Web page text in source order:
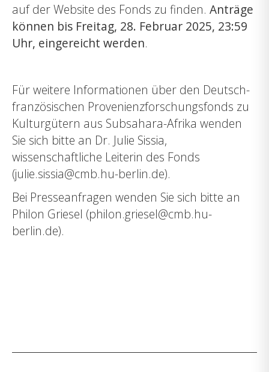
auf der Website des Fonds zu finden. Anträge
können bis Freitag, 28. Februar 2025, 23:59
Uhr, eingereicht werden.
Für weitere Informationen über den Deutsch-
französischen Provenienzforschungsfonds zu
Kulturgütern aus Subsahara-Afrika wenden
Sie sich bitte an Dr. Julie Sissia,
wissenschaftliche Leiterin des Fonds
(julie.sissia@cmb.hu-berlin.de).
Bei Presseanfragen wenden Sie sich bitte an
Philon Griesel (philon.griesel@cmb.hu-
berlin.de).